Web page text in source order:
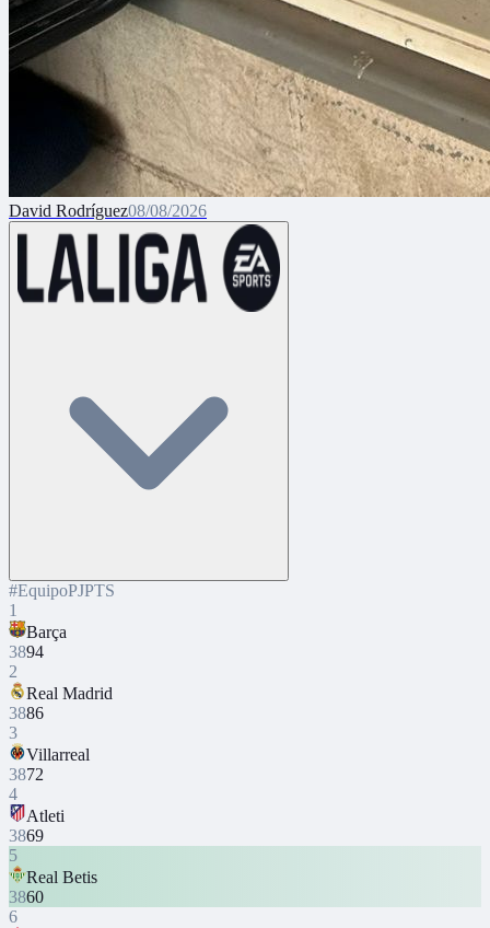
David Rodríguez08/08/2026
#EquipoPJPTS
1
Barça
3894
2
Real Madrid
3886
3
Villarreal
3872
4
Atleti
3869
5
Real Betis
3860
6